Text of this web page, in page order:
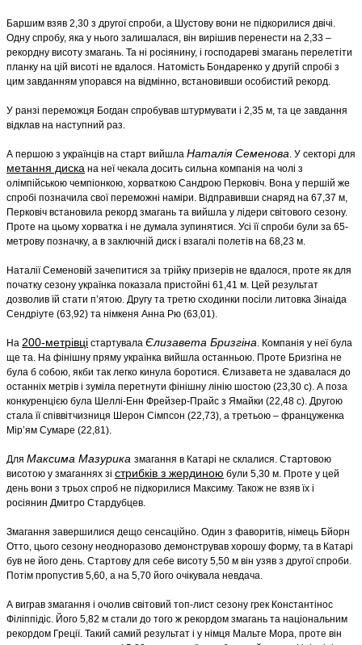
Баршим взяв 2,30 з другої спроби, а Шустову вони не підкорилися двічі.
Одну спробу, яка у нього залишалася, він вирішив перенести на 2,33 –
рекордну висоту змагань. Та ні росіянину, і господареві змагань перелетіти
планку на цій висоті не вдалося. Натомість Бондаренко у другій спробі з
цим завданням упорався на відмінно, встановивши особистий рекорд.
У ранзі переможця Богдан спробував штурмувати і 2,35 м, та це завдання
відклав на наступний раз.
А першою з українців на старт вийшла Наталія Семенова . У секторі для
метання диска на неї чекала досить сильна компанія на чолі з
олімпійською чемпіонкою, хорваткою Сандрою Перковіч. Вона у першій же
спробі позначила свої переможні наміри. Відправивши снаряд на 67,37 м,
Перковіч встановила рекорд змагань та вийшла у лідери світового сезону.
Проте на цьому хорватка і не думала зупинятися. Усі її спроби були за 65-
метрову позначку, а в заключній диск і взагалі полетів на 68,23 м.
Наталії Семеновій зачепитися за трійку призерів не вдалося, проте як для
початку сезону українка показала пристойні 61,41 м. Цей результат
дозволив їй стати п’ятою. Другу та третю сходинки посіли литовка Зінаіда
Сендріуте (63,92) та німкеня Анна Рю (63,01).
На 200-метрівці стартувала Єлизавета Бризгіна . Компанія у неї була
ще та. На фінішну пряму українка вийшла останньою. Проте Бризгіна не
була б собою, якби так легко кинула боротися. Єлизавета не здавалася до
останніх метрів і зуміла перетнути фінішну лінію шостою (23,30 с). А поза
конкуренцією була Шеллі-Енн Фрейзер-Прайс з Ямайки (22,48 с). Другою
стала її співвітчизниця Шерон Сімпсон (22,73), а третьою – француженка
Мір’ям Сумаре (22,81).
Для Максима Мазурика змагання в Катарі не склалися. Стартовою
висотою у змаганнях зі стрибків з жердиною були 5,30 м. Проте у цей
день вони з трьох спроб не підкорилися Максиму. Також не взяв їх і
росіянин Дмитро Стардубцев.
Змагання завершилися дещо сенсаційно. Один з фаворитів, німець Бйорн
Отто, цього сезону неодноразово демонстрував хорошу форму, та в Катарі
був не його день. Стартову для себе висоту 5,50 м він узяв з другої спроби.
Потім пропустив 5,60, а на 5,70 його очікувала невдача.
А виграв змагання і очолив світовий топ-лист сезону грек Константінос
Філіппідіс. Його 5,82 м стали до того ж рекордом змагань та національним
рекордом Греції. Такий самий результат і у німця Мальте Мора, проте він